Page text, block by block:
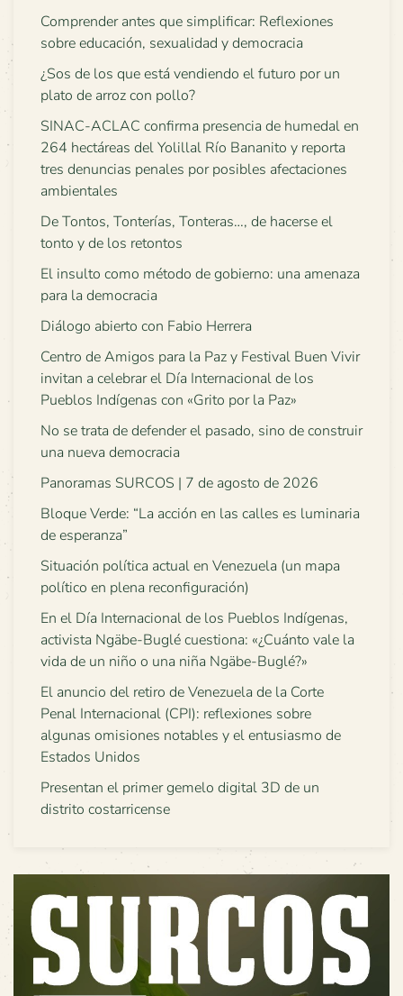
Comprender antes que simplificar: Reflexiones
sobre educación, sexualidad y democracia
¿Sos de los que está vendiendo el futuro por un
plato de arroz con pollo?
SINAC-ACLAC confirma presencia de humedal en
264 hectáreas del Yolillal Río Bananito y reporta
tres denuncias penales por posibles afectaciones
ambientales
De Tontos, Tonterías, Tonteras…, de hacerse el
tonto y de los retontos
El insulto como método de gobierno: una amenaza
para la democracia
Diálogo abierto con Fabio Herrera
Centro de Amigos para la Paz y Festival Buen Vivir
invitan a celebrar el Día Internacional de los
Pueblos Indígenas con «Grito por la Paz»
No se trata de defender el pasado, sino de construir
una nueva democracia
Panoramas SURCOS | 7 de agosto de 2026
Bloque Verde: “La acción en las calles es luminaria
de esperanza”
Situación política actual en Venezuela (un mapa
político en plena reconfiguración)
En el Día Internacional de los Pueblos Indígenas,
activista Ngäbe-Buglé cuestiona: «¿Cuánto vale la
vida de un niño o una niña Ngäbe-Buglé?»
El anuncio del retiro de Venezuela de la Corte
Penal Internacional (CPI): reflexiones sobre
algunas omisiones notables y el entusiasmo de
Estados Unidos
Presentan el primer gemelo digital 3D de un
distrito costarricense